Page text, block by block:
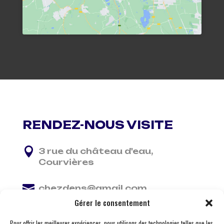
Gérer le consentement
RENDEZ-NOUS VISITE
 3 rue du château d'eau,
Courvières
 chezdens@gmail.com